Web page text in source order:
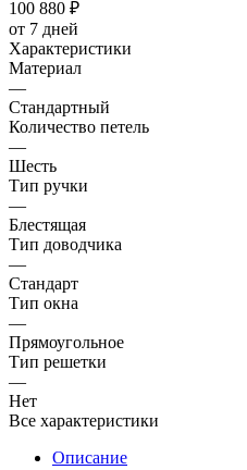
100 880 ₽
от 7 дней
Характеристики
Материал
—
Стандартный
Количество петель
—
Шесть
Тип ручки
—
Блестящая
Тип доводчика
—
Стандарт
Тип окна
—
Прямоугольное
Тип решетки
—
Нет
Все характеристики
Описание